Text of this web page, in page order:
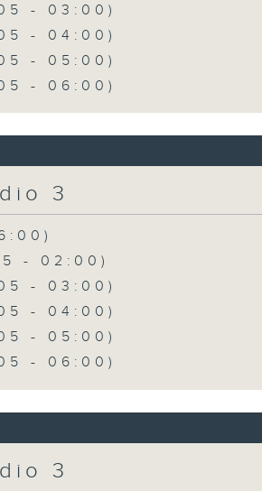
- 03:00)
- 04:00)
- 05:00)
- 06:00)
3
- 02:00)
- 03:00)
- 04:00)
- 05:00)
- 06:00)
3